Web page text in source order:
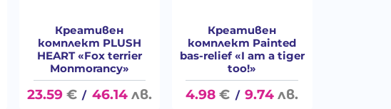
Креативен
комплект PLUSH
HEART «Fox terrier
Monmorancy»
23.59 € / 46.14 лв.
Креативен
комплект Painted
bas-relief «I am a tiger
too!»
4.98 € / 9.74 лв.